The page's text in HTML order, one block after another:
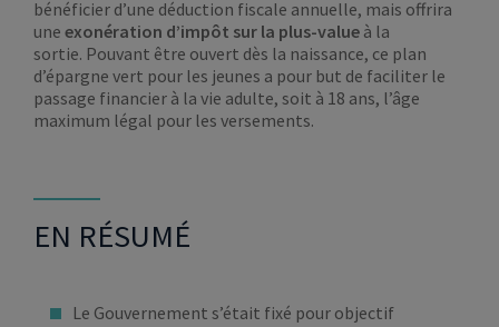
bénéficier d’une déduction fiscale annuelle, mais offrira
une exonération d’impôt sur la plus-value à la
sortie. Pouvant être ouvert dès la naissance, ce plan
d’épargne vert pour les jeunes a pour but de faciliter le
passage financier à la vie adulte, soit à 18 ans, l’âge
maximum légal pour les versements.
EN RÉSUMÉ
Le Gouvernement s’était fixé pour objectif